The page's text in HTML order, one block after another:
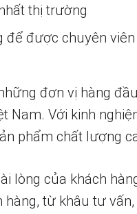
thị trường
để được chuyên
đơn vị hàng
Nam. Với kinh
phẩm chất lượng
lòng của khách
từ khâu tư